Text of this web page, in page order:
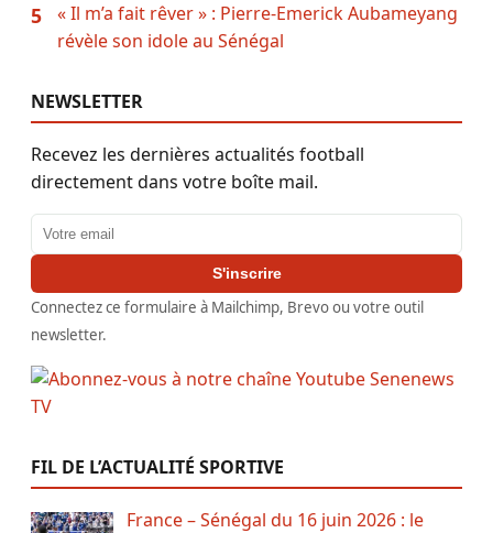
5
« Il m’a fait rêver » : Pierre-Emerick Aubameyang
révèle son idole au Sénégal
NEWSLETTER
Recevez les dernières actualités football
directement dans votre boîte mail.
Adresse email
S'inscrire
Connectez ce formulaire à Mailchimp, Brevo ou votre outil
newsletter.
FIL DE L’ACTUALITÉ SPORTIVE
France – Sénégal du 16 juin 2026 : le